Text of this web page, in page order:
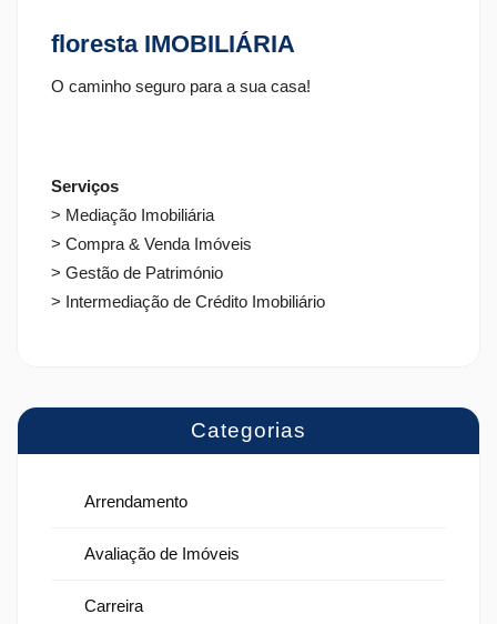
floresta IMOBILIÁRIA
O caminho seguro para a sua casa!
Serviços
> Mediação Imobiliária
> Compra & Venda Imóveis
> Gestão de Património
> Intermediação de Crédito Imobiliário
Categorias
Arrendamento
Avaliação de Imóveis
Carreira